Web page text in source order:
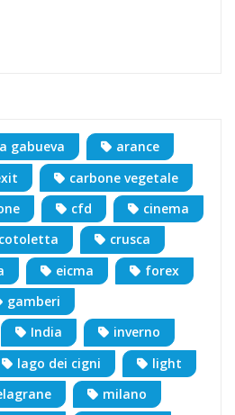
gabueva
arance
carbone vegetale
cfd
cinema
cotoletta
crusca
eicma
forex
gamberi
India
inverno
lago dei cigni
light
milano